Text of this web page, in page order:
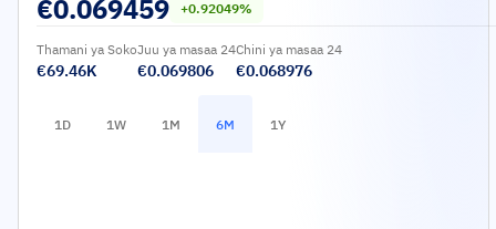
€0.069459 +0.92049%
Thamani ya Soko
€69.46K
Juu ya masaa 24
€0.069806
Chini ya masaa 24
€0.068976
1D 1W 1M 6M 1Y